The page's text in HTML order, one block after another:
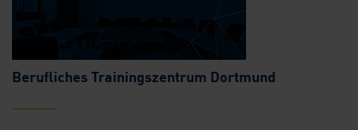
Berufliches Trainingszentrum Dortmund